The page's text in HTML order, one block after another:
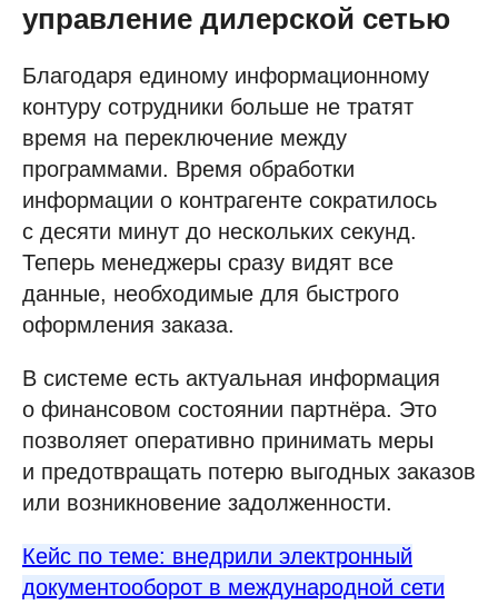
управление дилерской сетью
Благодаря единому информационному
контуру сотрудники больше не тратят
время на переключение между
программами. Время обработки
информации о контрагенте сократилось
с десяти минут до нескольких секунд.
Теперь менеджеры сразу видят все
данные, необходимые для быстрого
оформления заказа.
В системе есть актуальная информация
о финансовом состоянии партнёра. Это
позволяет оперативно принимать меры
и предотвращать потерю выгодных заказов
или возникновение задолженности.
Кейс по теме: внедрили электронный
документооборот в международной сети